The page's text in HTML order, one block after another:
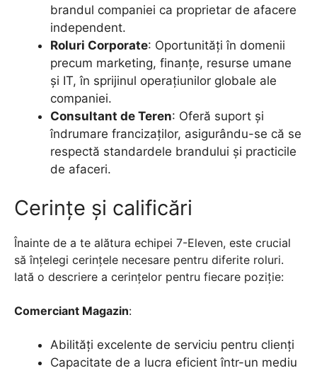
brandul companiei ca proprietar de afacere
independent.
Roluri Corporate: Oportunități în domenii
precum marketing, finanțe, resurse umane
și IT, în sprijinul operațiunilor globale ale
companiei.
Consultant de Teren: Oferă suport și
îndrumare francizaților, asigurându-se că se
respectă standardele brandului și practicile
de afaceri.
Cerințe și calificări
Înainte de a te alătura echipei 7-Eleven, este crucial
să înțelegi cerințele necesare pentru diferite roluri.
Iată o descriere a cerințelor pentru fiecare poziție:
Comerciant Magazin:
Abilități excelente de serviciu pentru clienți
Capacitate de a lucra eficient într-un mediu